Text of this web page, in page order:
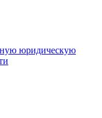
юридическую